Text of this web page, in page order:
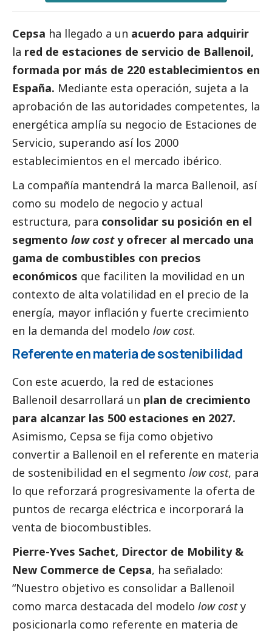
Cepsa ha llegado a un acuerdo para adquirir
la red de estaciones de servicio de Ballenoil,
formada por más de 220 establecimientos en
España. Mediante esta operación, sujeta a la
aprobación de las autoridades competentes, la
energética amplía su negocio de Estaciones de
Servicio, superando así los 2000
establecimientos en el mercado ibérico.
La compañía mantendrá la marca Ballenoil, así
como su modelo de negocio y actual
estructura, para consolidar su posición en el
segmento low costy ofrecer al mercado una
gama de combustibles con precios
económicos que faciliten la movilidad en un
contexto de alta volatilidad en el precio de la
energía, mayor inflación y fuerte crecimiento
en la demanda del modelo low cost.
Referente en materia de sostenibilidad
Con este acuerdo, la red de estaciones
Ballenoil desarrollará un plan de crecimiento
para alcanzar las 500 estaciones en 2027.
Asimismo, Cepsa se fija como objetivo
convertir a Ballenoil en el referente en materia
de sostenibilidad en el segmento low cost, para
lo que reforzará progresivamente la oferta de
puntos de recarga eléctrica e incorporará la
venta de biocombustibles.
Pierre-Yves Sachet, Director de Mobility &
New Commerce de Cepsa, ha señalado:
“Nuestro objetivo es consolidar a Ballenoil
como marca destacada del modelo low costy
posicionarla como referente en materia de